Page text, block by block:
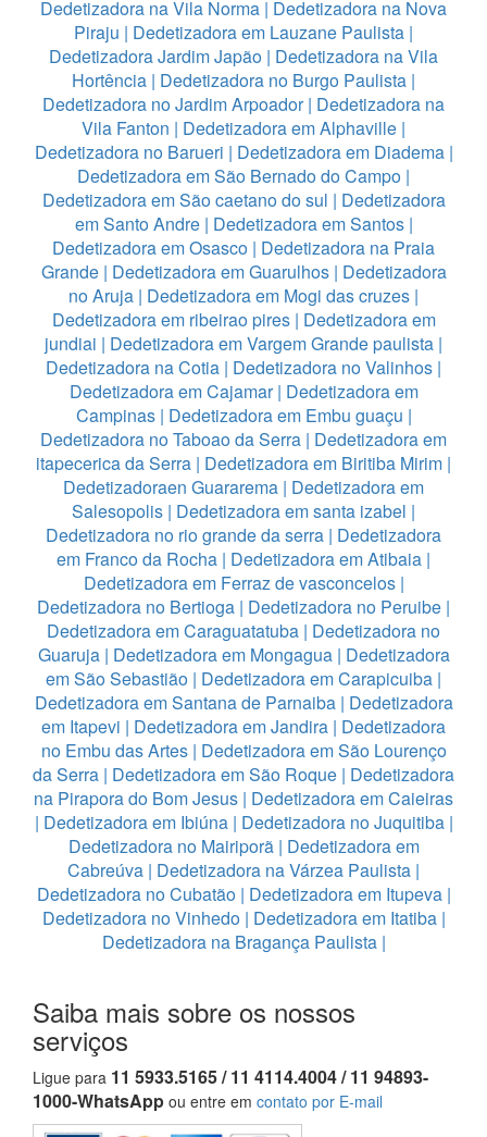
Dedetizadora na Vila Norma | Dedetizadora na Nova
Piraju | Dedetizadora em Lauzane Paulista |
Dedetizadora Jardim Japão | Dedetizadora na Vila
Hortência | Dedetizadora no Burgo Paulista |
Dedetizadora no Jardim Arpoador| Dedetizadora na
Vila Fanton | Dedetizadora em Alphaville |
Dedetizadora no Barueri | Dedetizadora em Diadema|
Dedetizadora em São Bernado do Campo |
Dedetizadora em São caetano do sul | Dedetizadora
em Santo Andre| Dedetizadora em Santos|
Dedetizadora em Osasco | Dedetizadora na Praia
Grande| Dedetizadora em Guarulhos| Dedetizadora
no Aruja | Dedetizadora em Mogi das cruzes |
Dedetizadora em ribeirao pires| Dedetizadora em
jundiai | Dedetizadora em Vargem Grande paulista |
Dedetizadora na Cotia | Dedetizadora no Valinhos |
Dedetizadora em Cajamar| Dedetizadora em
Campinas| Dedetizadora em Embu guaçu |
Dedetizadora no Taboao da Serra | Dedetizadora em
itapecerica da Serra | Dedetizadora em Biritiba Mirim |
Dedetizadoraen Guararema | Dedetizadora em
Salesopolis | Dedetizadora em santa izabel |
Dedetizadora no rio grande da serra | Dedetizadora
em Franco da Rocha | Dedetizadora em Atibaia |
Dedetizadora em Ferraz de vasconcelos|
Dedetizadora no Bertioga | Dedetizadora no Peruibe |
Dedetizadora em Caraguatatuba | Dedetizadora no
Guaruja| Dedetizadora em Mongagua| Dedetizadora
em São Sebastião | Dedetizadora em Carapicuiba |
Dedetizadora em Santana de Parnaiba| Dedetizadora
em Itapevi | Dedetizadora em Jandira | Dedetizadora
no Embu das Artes| Dedetizadora em São Lourenço
da Serra | Dedetizadora em São Roque | Dedetizadora
na Pirapora do Bom Jesus | Dedetizadora em Caieiras
| Dedetizadora em Ibiúna| Dedetizadora no Juquitiba|
Dedetizadora no Mairiporã| Dedetizadora em
Cabreúva | Dedetizadora na Várzea Paulista |
Dedetizadora no Cubatão| Dedetizadora em Itupeva|
Dedetizadora no Vinhedo| Dedetizadora em Itatiba|
Dedetizadora na Bragança Paulista|
Saiba mais sobre os nossos
serviços
Ligue para 11 5933.5165 / 11 4114.4004 / 11 94893-
1000-WhatsApp ou entre em contato por E-mail